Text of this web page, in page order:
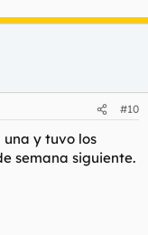
#10
una y tuvo los
semana siguiente.